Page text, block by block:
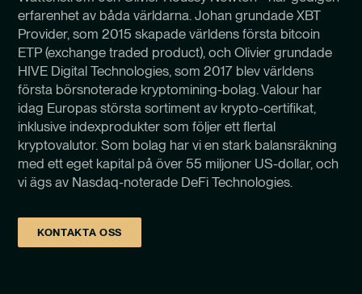
erfarenhet av båda världarna. Johan grundade XBT
Provider, som 2015 skapade världens första bitcoin
ETP (exchange traded product), och Olivier grundade
HIVE Digital Technologies, som 2017 blev världens
första börsnoterade kryptomining-bolag. Valour har
idag Europas största sortiment av krypto-certifikat,
inklusive indexprodukter som följer ett flertal
kryptovalutor. Som bolag har vi en stark balansräkning
med ett eget kapital på över 55 miljoner US-dollar, och
vi ägs av Nasdaq-noterade DeFi Technologies.
KONTAKTA OSS